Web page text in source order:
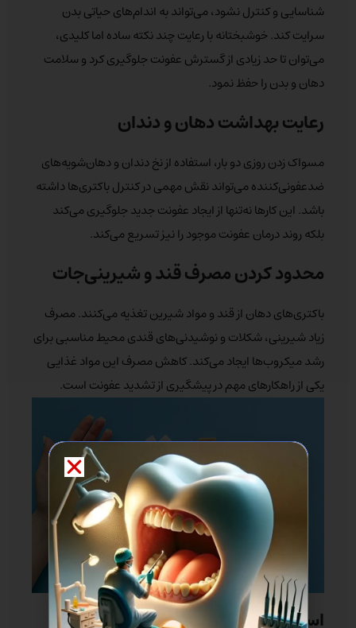
شناسایی و کنترل نشود، می‌تواند به اندام‌های حیاتی بدن
سرایت کند. خوشبختانه با رعایت چند نکته ساده اما کلیدی،
می‌توان تا حد زیادی از گسترش عفونت جلوگیری کرد و سلامت
دهان و بدن را حفظ نمود.
رعایت بهداشت دهان و دندان
مسواک زدن روزی دو بار، استفاده از نخ دندان و دهان‌شویه‌های
ضدعفونی‌کننده می‌تواند نقش مهمی در کنترل باکتری‌ها داشته
باشد. این کارها نه‌تنها از ایجاد عفونت جدید جلوگیری می‌کند
بلکه روند درمان عفونت موجود را نیز تسریع می‌کند.
محدود کردن مصرف قند و شیرینی‌جات
باکتری‌های دهان از قند و مواد شیرین تغذیه می‌کنند. مصرف
زیاد شیرینی، شکلات و نوشیدنی‌های قندی محیط مناسبی برای
رشد میکروب‌ها ایجاد می‌کند. کاهش مصرف این مواد غذایی
یکی از راهکارهای مهم در پیشگیری از تشدید عفونت است.
استفاده از محلول‌های طبیعی